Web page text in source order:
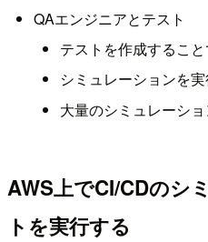
QAエンジニアとテスト
テストを作成するこ
シミュレーションを
大量のシミュレーシ
AWS上でCI/CDのシ
トを実行する